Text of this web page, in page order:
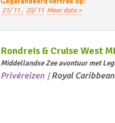
21/ 11 , 20/ 11 Meer data >
Rondreis & Cruise West
Middellandse Zee avontuur met
Privéreizen /Royal Caribbean